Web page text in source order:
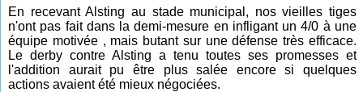
En recevant Alsting au stade municipal, nos vieilles tiges
n'ont pas fait dans la demi-mesure en infligant un 4/0 à une
équipe motivée , mais butant sur une défense très efficace.
Le derby contre Alsting a tenu toutes ses promesses et
l'addition aurait pu être plus salée encore si quelques
actions avaient été mieux négociées.